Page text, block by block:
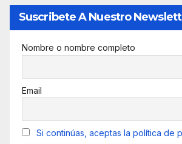
Suscribete A Nuestro
Nombre o nombre completo
Email
Si continúas, aceptas la política de